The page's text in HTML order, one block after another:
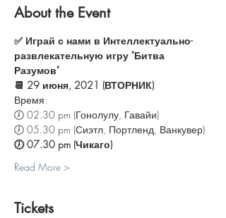
About the Event
✅ Играй с нами в Интеллектуально-
развлекательную игру "Битва
Разумов"
📆 29 июня, 2021 (ВТОРНИК)
Время:
🕖 02.30 pm (Гонолулу, Гавайи)
🕖 05.30 pm (Сиэтл, Портленд, Ванкувер)
🕖 07.30 pm (Чикаго)
Read More >
Tickets